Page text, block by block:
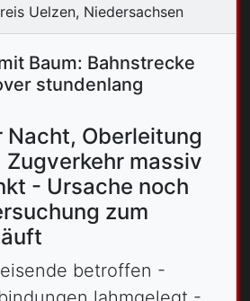
Uelzen, Niedersachsen
Baum: Bahnstrecke
stundenlang
Nacht, Oberleitung
massiv
- Ursache noch
zum
betroffen -